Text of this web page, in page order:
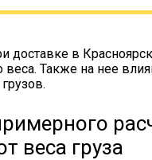
доставке в
Также на нее
веса груза